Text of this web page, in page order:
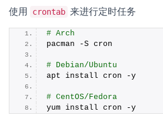
使用 crontab 来进行定时任务
# Arch
pacman -S cron
# Debian/Ubuntu
apt install cron -y
# CentOS/Fedora
yum install cron -y